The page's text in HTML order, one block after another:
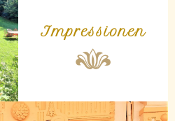
Impressionen